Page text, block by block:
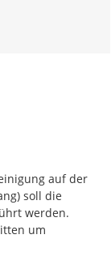
auf der
soll die
werden.
um